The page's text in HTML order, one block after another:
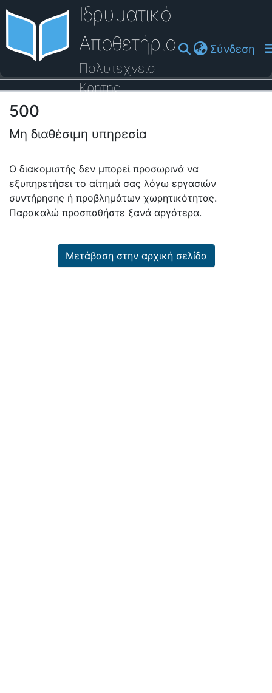
Ιδρυματικό
Αποθετήριο
Πολυτεχνείο
Κρήτης
Σύνδεση
Οδηγός Βοήθειας
500
Μη διαθέσιμη υπηρεσία
Ο διακομιστής δεν μπορεί προσωρινά να
εξυπηρετήσει το αίτημά σας λόγω εργασιών
συντήρησης ή προβλημάτων χωρητικότητας.
Παρακαλώ προσπαθήστε ξανά αργότερα.
Μετάβαση στην αρχική σελίδα